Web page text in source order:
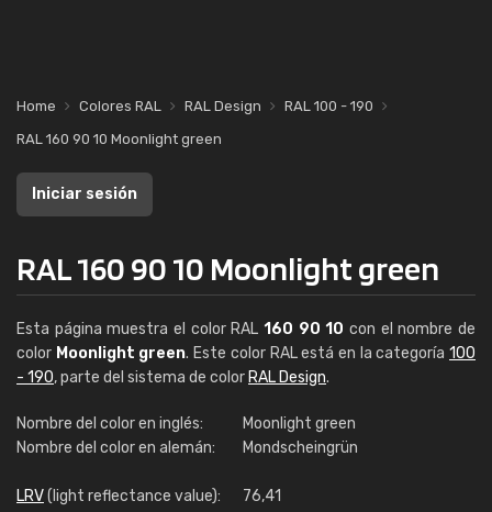
Home Colores RAL RAL Design
RAL 100 - 190
RAL 160 90 10 Moonlight green
Iniciar sesión
RAL 160 90 10 Moonlight green
Esta página muestra el color RAL 160 90 10 con el nombre de
color Moonlight green. Este color RAL está en la categoría100
- 190, parte del sistema de color RAL Design.
Nombre del color en inglés:
Moonlight green
Nombre del color en alemán:
Mondscheingrün
LRV(light reflectance value): 76,41